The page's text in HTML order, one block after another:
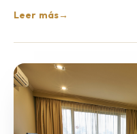
Leer más→